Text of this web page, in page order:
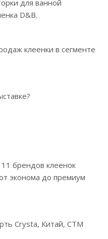
для ванной
D&B.
клеенки в сегменте
брендов клеенок
эконома до премиум
Crysta, Китай, СТМ